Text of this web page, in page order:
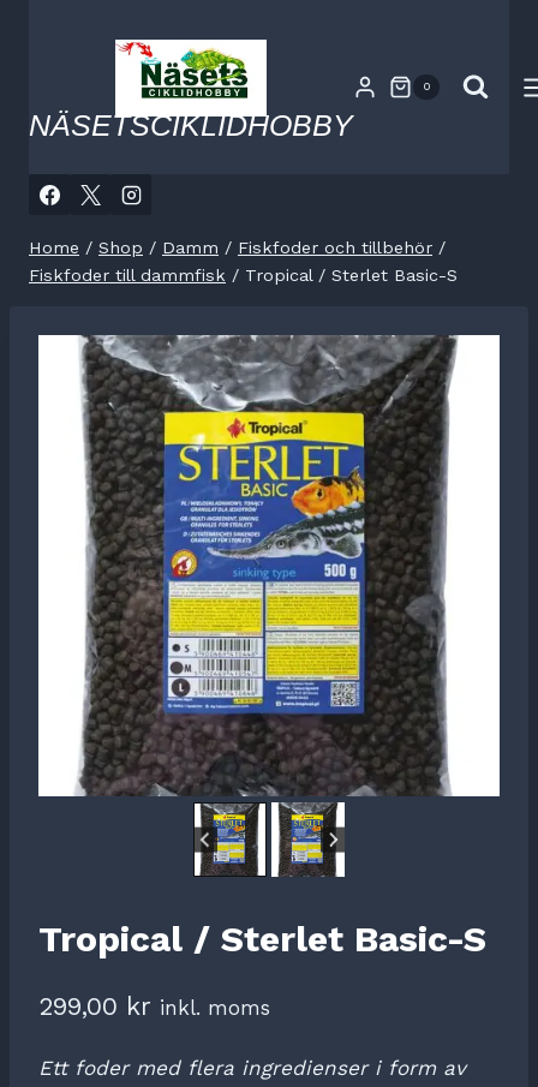
NÄSETSCIKLIDHOBBY
0
Home / Shop / Damm / Fiskfoder och tillbehör /
Fiskfoder till dammfisk / Tropical / Sterlet Basic-S
Tropical / Sterlet Basic-S
299,00 kr inkl. moms
Ett foder med flera ingredienser i form av